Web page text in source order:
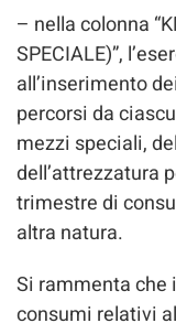
– nella colonna
SPECIALE)”,
all’inserimento
percorsi da
mezzi speciali,
dell’attrezzatura
trimestre di
altra natura.
Si rammenta
consumi relativi